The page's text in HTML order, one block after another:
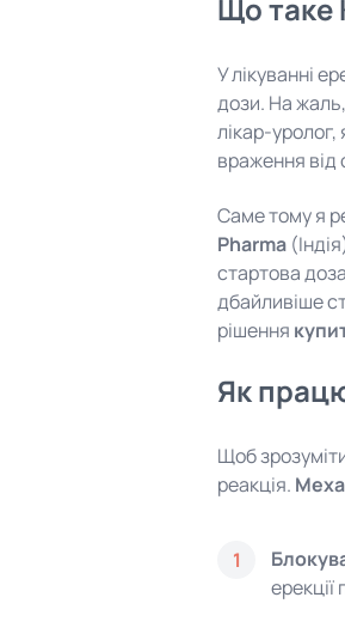
Що таке
У лікуванні
дози. На
лікар-
враження від
Саме тому я
Pharma
стартова
дбайливіше
рішення
Як
Щоб
реакція.
1